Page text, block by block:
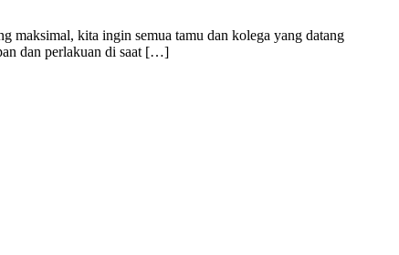
maksimal, kita ingin semua tamu dan kolega yang datang
dan perlakuan di saat […]